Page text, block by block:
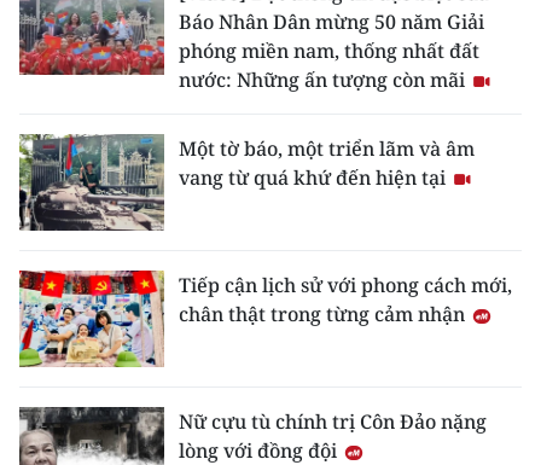
Báo Nhân Dân mừng 50 năm Giải
phóng miền nam, thống nhất đất
nước: Những ấn tượng còn mãi
Một tờ báo, một triển lãm và âm
vang từ quá khứ đến hiện tại
Tiếp cận lịch sử với phong cách mới,
chân thật trong từng cảm nhận
Nữ cựu tù chính trị Côn Đảo nặng
lòng với đồng đội